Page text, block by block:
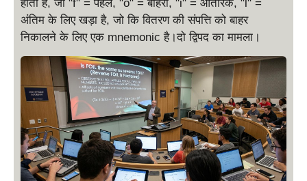
होता है, जो "f" = पहले, "o" = बाहरी, "i" = आंतरिक, "l" =
अंतिम के लिए खड़ा है, जो कि वितरण की संपत्ति को बाहर
निकालने के लिए एक mnemonic है।दो द्विपद का मामला।